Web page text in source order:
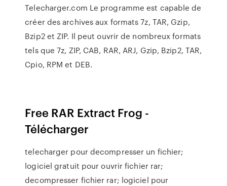
Telecharger.com Le programme est capable de
créer des archives aux formats 7z, TAR, Gzip,
Bzip2 et ZIP. Il peut ouvrir de nombreux formats
tels que 7z, ZIP, CAB, RAR, ARJ, Gzip, Bzip2, TAR,
Cpio, RPM et DEB.
Free RAR Extract Frog -
Télécharger
telecharger pour decompresser un fichier;
logiciel gratuit pour ouvrir fichier rar;
decompresser fichier rar; logiciel pour